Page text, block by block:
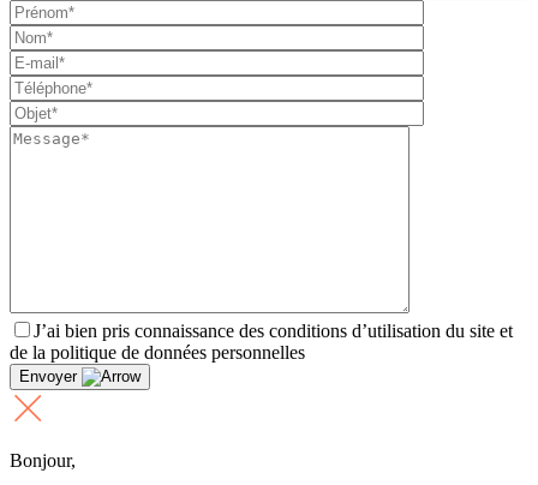
J’ai bien pris connaissance des conditions d’utilisation du site et
de la politique de données personnelles
Envoyer
Bonjour,